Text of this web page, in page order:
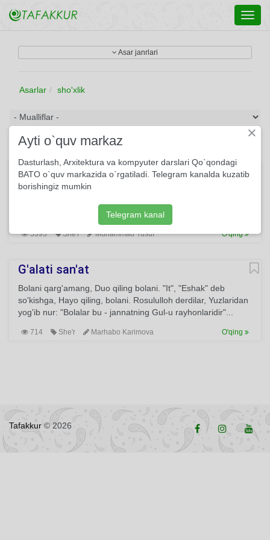
Asar janrlari
Asarlar sho'xlik
Shoir sevgisi
Tanimayman deysiz, Bilmayman deysiz. Yorijon, nozmi bu,
shoirni Sevmayman deysiz.
5393 She'r Muhammad Yusuf O'qing
G'alati san'at
Bolani qarg'amang, Duo qiling bolani. "It", "Eshak" deb
so'kishga, Hayo qiling, bolani. Rosululloh derdilar, Yuzlaridan
yog'ib nur: "Bolalar bu - jannatning Gul-u rayhonlaridir"...
714 She'r Marhabo Karimova O'qing
Tafakkur © 2026
×
Ayti o`quv markaz
Dasturlash, Arxitektura va kompyuter darslari Qo`qondagi
BATO o`quv markazida o`rgatiladi. Telegram kanalda kuzatib
borishingiz mumkin
Telegram kanal